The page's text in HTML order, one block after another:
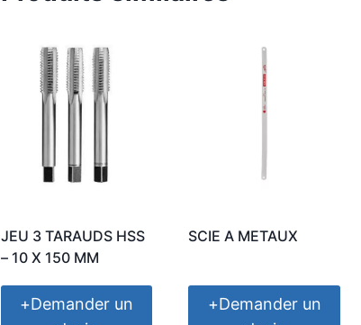
JEU 3 TARAUDS HSS
– 10 X 150 MM
+Demander un
SCIE A METAUX
+Demander un